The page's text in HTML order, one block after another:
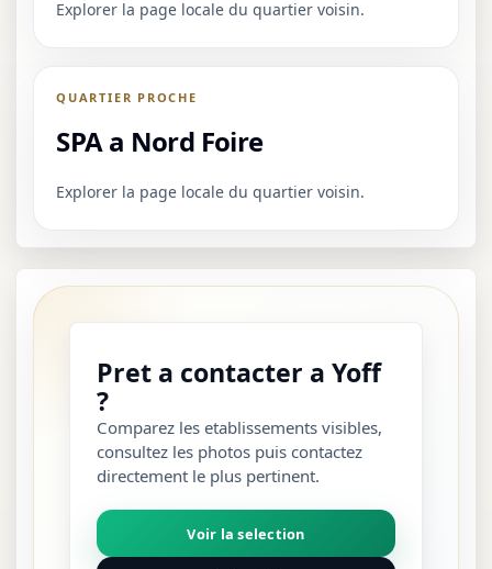
Explorer la page locale du quartier voisin.
QUARTIER PROCHE
SPA a Nord Foire
Explorer la page locale du quartier voisin.
Pret a contacter a Yoff
?
Comparez les etablissements visibles,
consultez les photos puis contactez
directement le plus pertinent.
Voir la selection